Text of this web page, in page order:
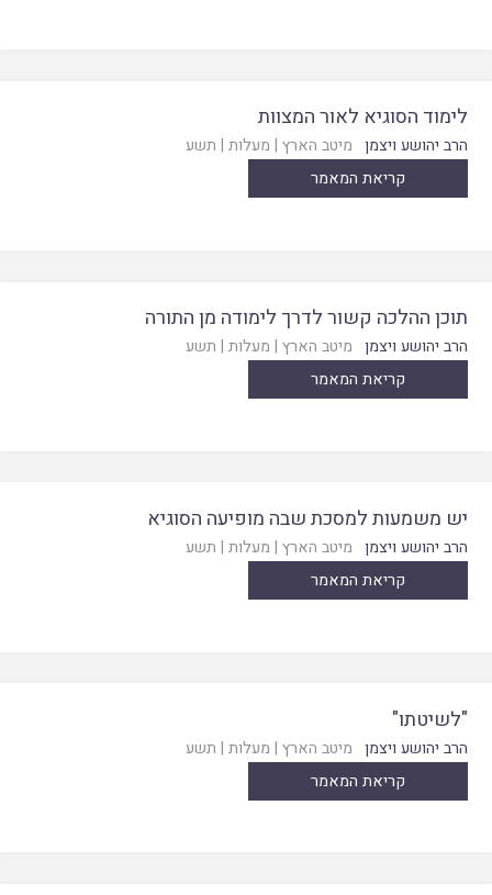
לימוד הסוגיא לאור המצוות
הרב יהושע ויצמן מיטב הארץ | מעלות | תשע
קריאת המאמר
תוכן ההלכה קשור לדרך לימודה מן התורה
הרב יהושע ויצמן מיטב הארץ | מעלות | תשע
קריאת המאמר
יש משמעות למסכת שבה מופיעה הסוגיא
הרב יהושע ויצמן מיטב הארץ | מעלות | תשע
קריאת המאמר
"לשיטתו"
הרב יהושע ויצמן מיטב הארץ | מעלות | תשע
קריאת המאמר